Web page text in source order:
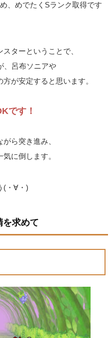
、めでたくSランク取得です
ターということで、
、呂布ソニアや
が安定すると思います。
です！
ら突き進み、
に倒します。
(・∀・)
を求めて